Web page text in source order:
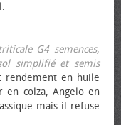
G4 semences,
simplifié et semis
rendement en huile
en colza, Angelo en
mais il refuse